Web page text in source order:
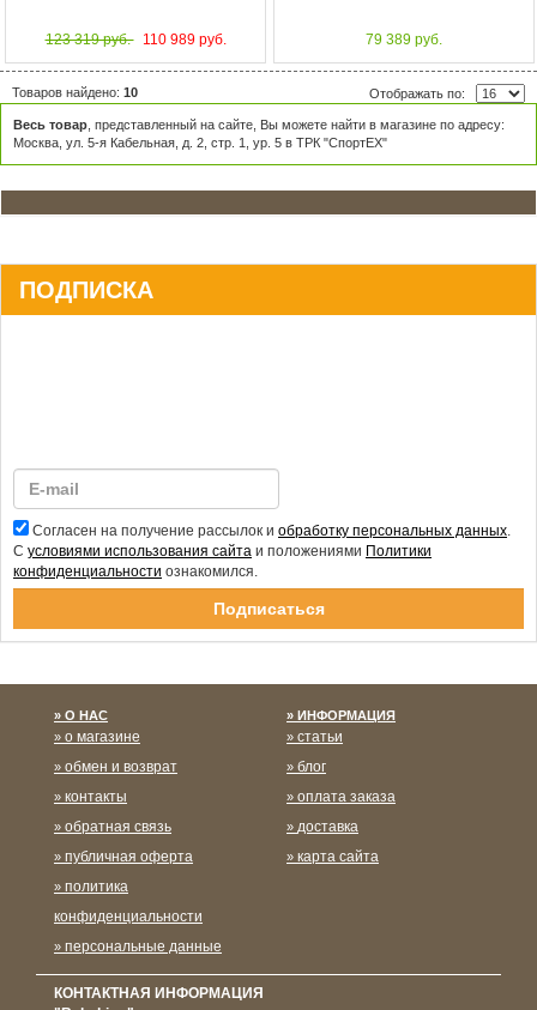
123 319 руб. 110 989 руб. 79 389 руб.
Товаров найдено: 10 Отображать по:
Весь товар , представленный на сайте, Вы можете найти в магазине по адресу:
Москва, ул. 5-я Кабельная, д. 2, стр. 1, ур. 5 в ТРК "СпортЕХ"
ПОДПИСКА
Согласен на получение рассылок и обработку персональных данных
С условиями использования сайта и положениями Политики
конфиденциальности ознакомился.
Спасибо за подписку!
О НАС
о магазине
обмен и возврат
контакты
обратная связь
публичная оферта
политика
конфиденциальности
персональные данные
ИНФОРМАЦИЯ
статьи
блог
оплата заказа
доставка
карта сайта
КОНТАКТНАЯ ИНФОРМАЦИЯ